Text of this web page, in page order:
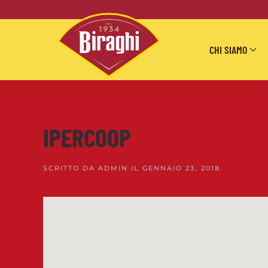
Skip to main content
CHI SIAMO
IPERCOOP
SCRITTO DA ADMIN IL GENNAIO 23, 2018.